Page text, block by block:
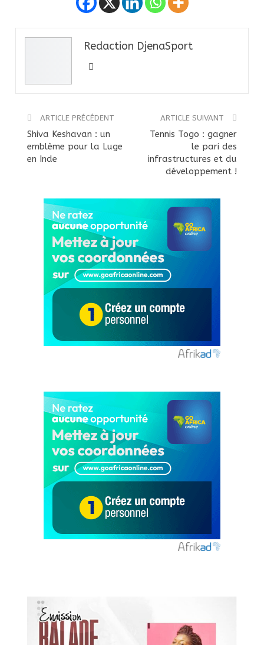
Redaction DjenaSport
ARTICLE PRÉCÉDENT
Shiva Keshavan : un
emblème pour la Luge
en Inde
ARTICLE SUIVANT
Tennis Togo : gagner
le pari des
infrastructures et du
développement !